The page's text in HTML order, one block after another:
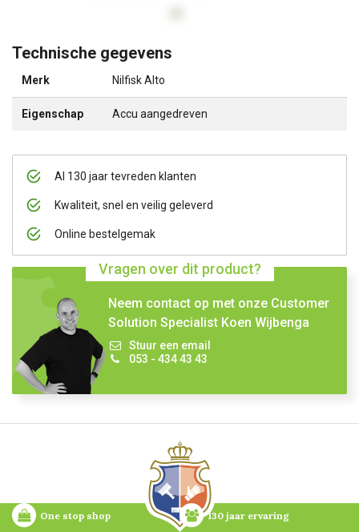
Al 130 jaar tevreden klanten
Kwaliteit, snel en veilig geleverd
Online bestelgemak
Vragen over dit product?
Neem contact op met onze Customer
Solution Specialist Koen Wijbenga
Stuur een email
053 - 434 43 43
Technische gegevens
Merk Nilfisk Alto
Eigenschap Accu aangedreven
One stop shop 130 jaar ervaring